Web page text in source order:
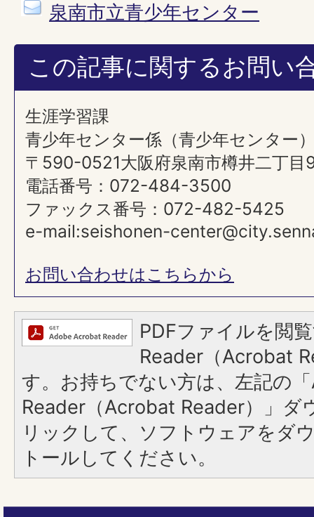
泉南市立青少年センター
この記事に関するお問い
生涯学習課
青少年センター係（青少年センター
〒590-0521大阪府泉南市樽井二丁目
電話番号：072-484-3500
ファックス番号：072-482-5425
e-mail:seishonen-
お問い合わせはこちらから
PDFファイルを閲
Reader（Acrobat
す。お持ちでない方は、左記の
Reader（Acrobat Reader）」ダ
リックして、ソフトウェアをダ
トールしてください。